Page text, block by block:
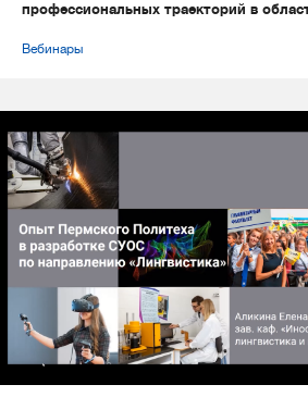
профессиональных траекторий в
Вебинары